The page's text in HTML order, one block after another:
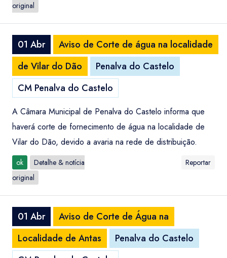
original
01 Abr
Aviso de Corte de água na localidade
de Vilar do Dão
Penalva do Castelo
CM Penalva do Castelo
A Câmara Municipal de Penalva do Castelo informa que
haverá corte de fornecimento de água na localidade de
Vilar do Dão, devido a avaria na rede de distribuição.
ok
Detalhe & notícia
original
Reportar
01 Abr
Aviso de Corte de Água na
Localidade de Antas
Penalva do Castelo